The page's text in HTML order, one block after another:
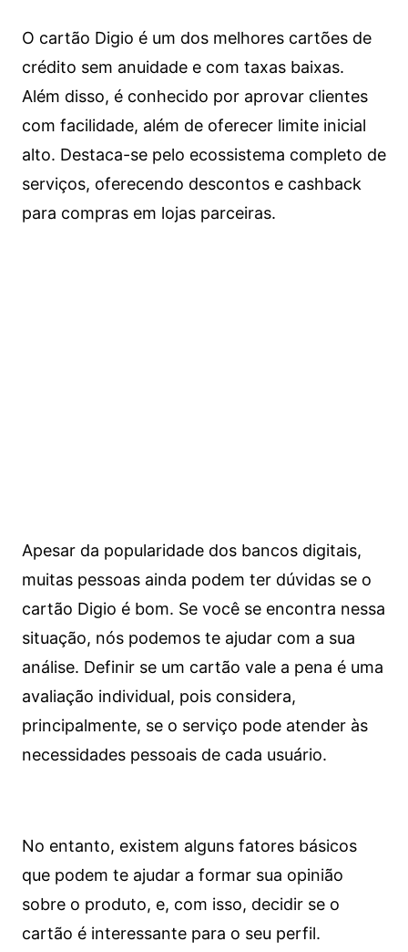
O cartão Digio é um dos melhores cartões de
crédito sem anuidade e com taxas baixas.
Além disso, é conhecido por aprovar clientes
com facilidade, além de oferecer limite inicial
alto. Destaca-se pelo ecossistema completo de
serviços, oferecendo descontos e cashback
para compras em lojas parceiras.
Apesar da popularidade dos bancos digitais,
muitas pessoas ainda podem ter dúvidas se o
cartão Digio é bom. Se você se encontra nessa
situação, nós podemos te ajudar com a sua
análise. Definir se um cartão vale a pena é uma
avaliação individual, pois considera,
principalmente, se o serviço pode atender às
necessidades pessoais de cada usuário.
No entanto, existem alguns fatores básicos
que podem te ajudar a formar sua opinião
sobre o produto, e, com isso, decidir se o
cartão é interessante para o seu perfil.